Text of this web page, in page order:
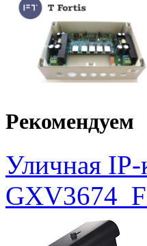
Рекомендуем
Уличная